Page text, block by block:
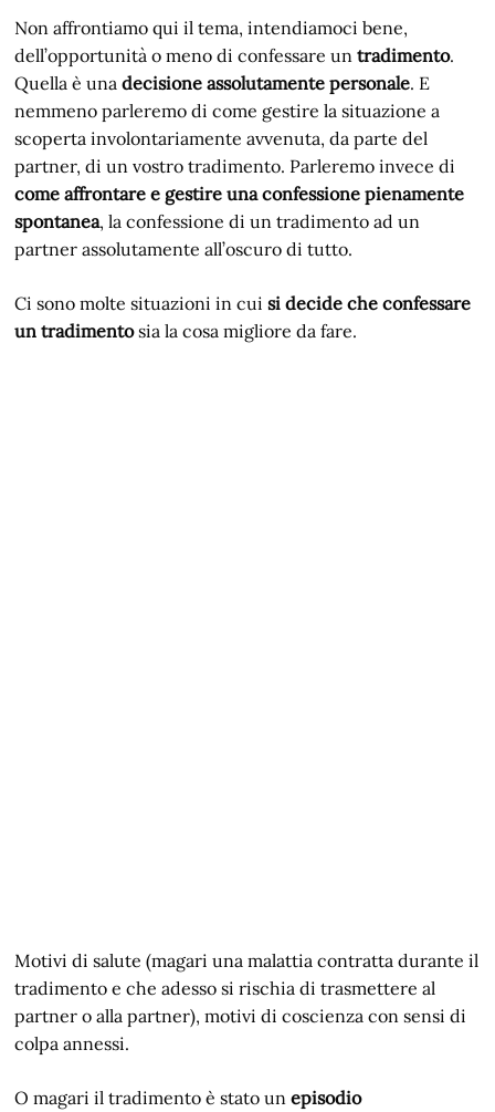
Non affrontiamo qui il tema, intendiamoci bene,
dell’opportunità o meno di confessare untradimento.
Quella è unadecisione assolutamente personale. E
nemmeno parleremo di come gestire la situazione a
scoperta involontariamente avvenuta, da parte del
partner, di un vostro tradimento. Parleremo invece di
come affrontare e gestire una confessione pienamente
spontanea, la confessione di un tradimento ad un
partner assolutamente all’oscuro di tutto.
Ci sono molte situazioni in cuisi decide che confessare
un tradimentosia la cosa migliore da fare.
Motivi di salute (magari una malattia contratta durante il
tradimento e che adesso si rischia di trasmettere al
partner o alla partner), motivi di coscienza con sensi di
colpa annessi.
O magari il tradimento è stato unepisodio